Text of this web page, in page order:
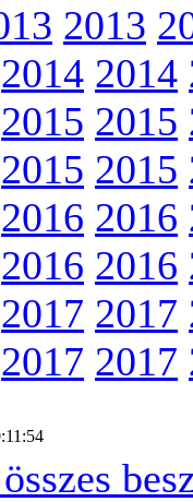
2013
2014 2014
2015 2015
2015 2015
2016 2016
2016 2016
2017 2017
2017 2017